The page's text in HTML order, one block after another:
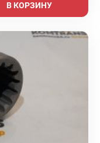
В КОРЗИНУ